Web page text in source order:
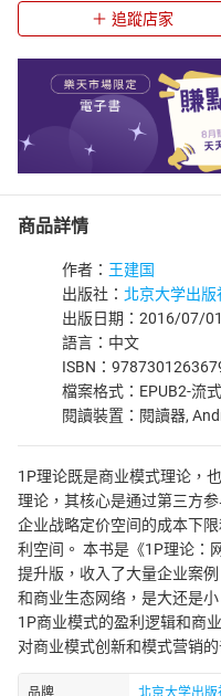
追蹤店家
商品詳情
作者： 王建国
出版社： 北京大学出版
出版日期：2016/07/01
語言：中文
ISBN：
檔案格式：EPUB2-流
閱讀裝置：閱讀器,
1P理论既是商业模式理论，
理论，其核心是通过第三方
企业战略定价空间的成本下
利空间。 本书是《1P理论：
提升版，收入了大量企业案
和商业生态网络，是大还是
1P商业模式的盈利逻辑和商
对商业模式创新和模式营销
品牌 北京大学出版